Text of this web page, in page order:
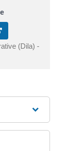
(Dila) -